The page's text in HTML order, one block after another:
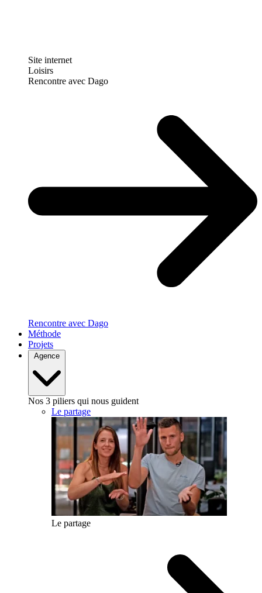
Site internet
Loisirs
Rencontre avec Dago
Rencontre avec Dago
Méthode
Projets
Agence
Nos 3 piliers qui nous guident
Le partage
Le partage